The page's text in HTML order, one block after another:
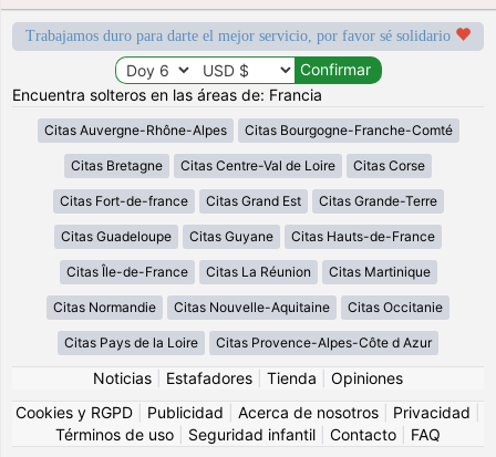
Trabajamos duro para darte el mejor servicio, por favor sé solidario
Encuentra solteros en las áreas de: Francia
Citas Auvergne-Rhône-Alpes Citas Bourgogne-Franche-Comté
Citas Bretagne Citas Centre-Val de Loire Citas Corse
Citas Fort-de-france Citas Grand Est Citas Grande-Terre
Citas Guadeloupe Citas Guyane Citas Hauts-de-France
Citas Île-de-France Citas La Réunion Citas Martinique
Citas Normandie Citas Nouvelle-Aquitaine Citas Occitanie
Citas Pays de la Loire Citas Provence-Alpes-Côte d Azur
Noticias Estafadores Tienda
Opiniones
Cookies y RGPD
Publicidad Acerca de nosotros Privacidad
Términos de uso
Seguridad infantil Contacto FAQ